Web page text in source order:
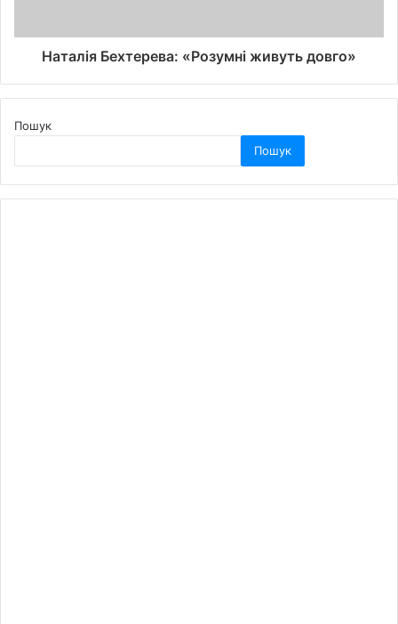
Наталія Бехтерева: «Розумні живуть довго»
Пошук
Пошук